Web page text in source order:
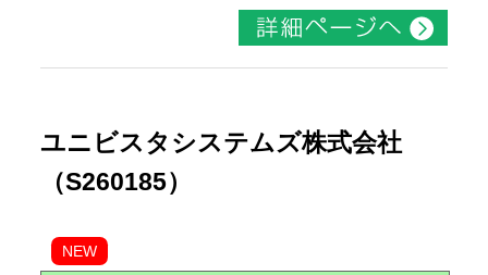
ユニビスタシステムズ株式会社
（S260185）
NEW